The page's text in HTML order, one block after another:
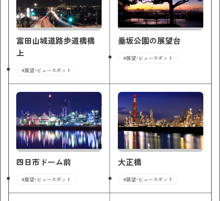
富田山城道路歩道橋橋
上
#展望・ビュースポット
垂坂公園の展望台
#展望・ビュースポット
四日市ドーム前
#展望・ビュースポット
大正橋
#展望・ビュースポット